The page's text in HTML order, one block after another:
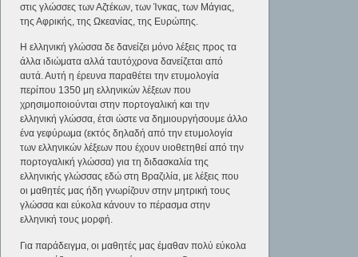
στις γλώσσες των Αζτέκων, των Ίνκας, των Μάγιας,
της Αφρικής, της Ωκεανίας, της Ευρώπης.
Η ελληνική γλώσσα δε δανείζει μόνο λέξεις προς τα
άλλα ιδιώματα αλλά ταυτόχρονα δανείζεται από
αυτά. Αυτή η έρευνα παραθέτει την ετυμολογία
περίπου 1350 μη ελληνικών λέξεων που
χρησιμοποιούνται στην πορτογαλική και την
ελληνική γλώσσα, έτσι ώστε να δημιουργήσουμε άλλο
ένα γεφύρωμα (εκτός δηλαδή από την ετυμολογία
των ελληνικών λέξεων που έχουν υιοθετηθεί από την
πορτογαλική γλώσσα) για τη διδασκαλία της
ελληνικής γλώσσας εδώ στη Βραζιλία, με λέξεις που
οι μαθητές μας ήδη γνωρίζουν στην μητρική τους
γλώσσα και εύκολα κάνουν το πέρασμα στην
ελληνική τους μορφή.
Για παράδειγμα, οι μαθητές μας έμαθαν πολύ εύκολα